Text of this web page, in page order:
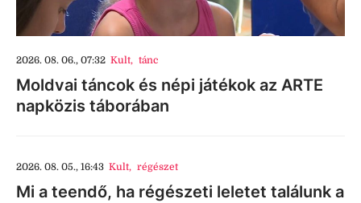
2026. 08. 06., 07:32 Kult, tánc
Moldvai táncok és népi játékok az ARTE
napközis táborában
2026. 08. 05., 16:43 Kult, régészet
Mi a teendő, ha régészeti leletet találunk a